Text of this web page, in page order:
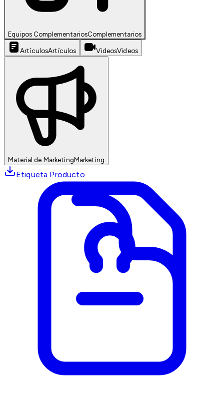
Equipos ComplementariosComplementarios
ArtículosArtículos VideosVideos
Material de MarketingMarketing
Etiqueta Producto